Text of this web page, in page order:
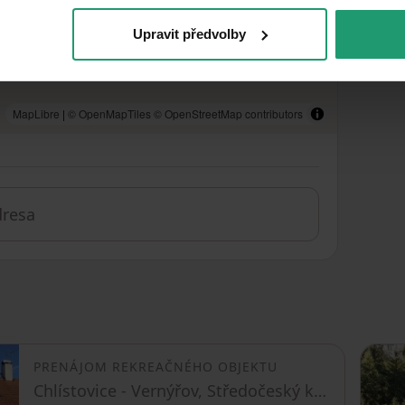
Upravit předvolby
MapLibre | © OpenMapTiles © OpenStreetMap contributors
PRENÁJOM REKREAČNÉHO OBJEKTU
Chlístovice - Vernýřov, Středočeský kraj